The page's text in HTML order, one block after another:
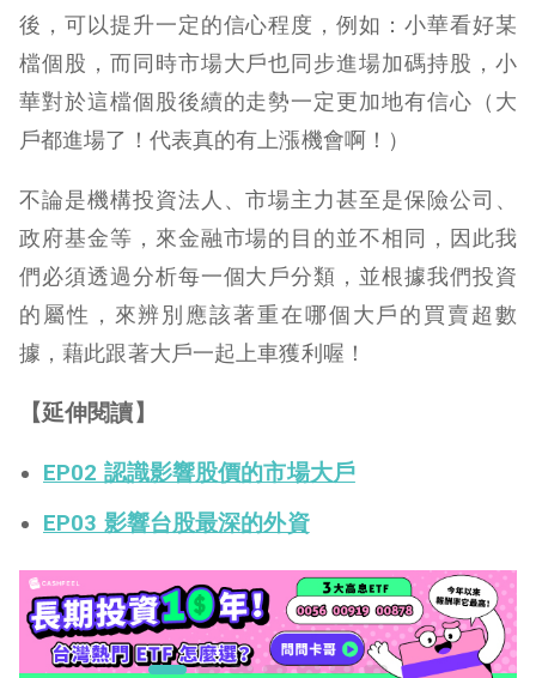
後，可以提升一定的信心程度，例如：小華看好某
檔個股，而同時市場大戶也同步進場加碼持股，小
華對於這檔個股後續的走勢一定更加地有信心（大
戶都進場了！代表真的有上漲機會啊！）
不論是機構投資法人、市場主力甚至是保險公司、
政府基金等，來金融市場的目的並不相同，因此我
們必須透過分析每一個大戶分類，並根據我們投資
的屬性，來辨別應該著重在哪個大戶的買賣超數
據，藉此跟著大戶一起上車獲利喔！
【延伸閱讀】
EP02 認識影響股價的市場大戶
EP03 影響台股最深的外資